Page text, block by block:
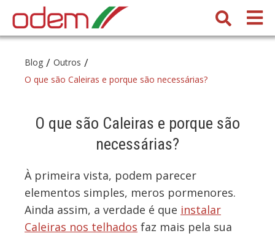
Blog / Outros /
O que são Caleiras e porque são necessárias?
O que são Caleiras e porque são
necessárias?
À primeira vista, podem parecer
elementos simples, meros pormenores.
Ainda assim, a verdade é que instalar
Caleiras nos telhados faz mais pela sua